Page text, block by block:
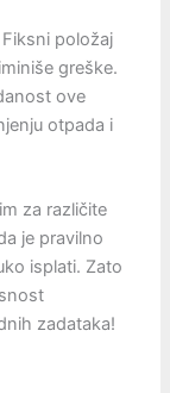
položaj
greške.
ove
otpada i
za različite
je pravilno
isplati. Zato
zadataka!